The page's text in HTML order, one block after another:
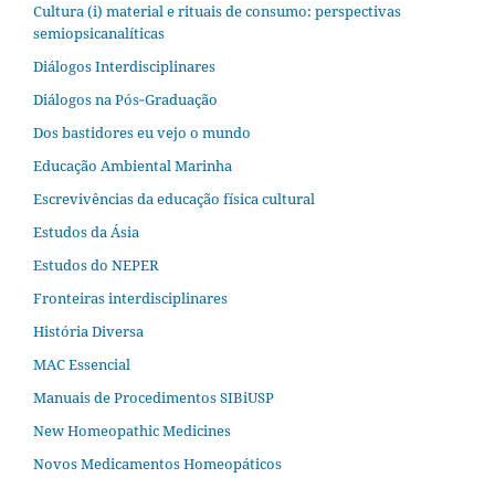
Cultura (i) material e rituais de consumo: perspectivas
semiopsicanalíticas
Diálogos Interdisciplinares
Diálogos na Pós‐Graduação
Dos bastidores eu vejo o mundo
Educação Ambiental Marinha
Escrevivências da educação física cultural
Estudos da Ásia​
Estudos do NEPER
Fronteiras interdisciplinares
História Diversa
MAC Essencial
Manuais de Procedimentos SIBiUSP
New Homeopathic Medicines
Novos Medicamentos Homeopáticos